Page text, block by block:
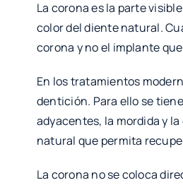
La corona es la parte
color del diente natural.
corona y no el implante
En los tratamientos
dentición. Para ello se
adyacentes, la mordida y
natural que permita
La corona no se coloca